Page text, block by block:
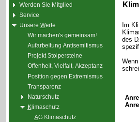
Werden Sie Mitglied
Service
Unsere Werte
Wir machen's gemeinsam!
Aufarbeitung Antisemitismus
Projekt Stolpersteine
Offenheit, Vielfalt, Akzeptanz
Position gegen Extremismus
Transparenz
Naturschutz
Klimaschutz
AG Klimaschutz
Im
des